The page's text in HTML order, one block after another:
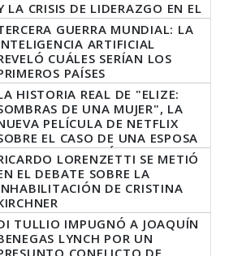
LA CRISIS DE LIDERAZGO EN EL
GUERRA MUNDIAL: LA
ARTIFICIAL
CUÁLES SERÍAN LOS
PAÍSES
EN SER
HISTORIA REAL DE "ELIZE:
DE UNA MUJER", LA
PELÍCULA DE NETFLIX
EL CASO DE UNA ESPOSA
DESCUARTIZÓ A SU
LORENZETTI SE METIÓ
EL DEBATE SOBRE LA
DE CRISTINA
TULLIO IMPUGNÓ A JOAQUÍN
LYNCH POR UN
CONFLICTO DE